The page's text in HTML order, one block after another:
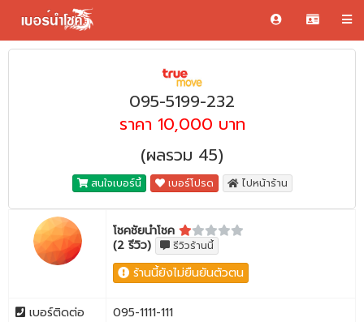
095-5199-232
ราคา 10,000 บาท
(ผลรวม 45)
สนใจเบอร์นี้ เบอร์โปรด ไปหน้าร้าน
โชคชัยนำโชค
(2 รีวิว)
รีวิวร้านนี้
ร้านนี้ยังไม่ยืนยันตัวตน
เบอร์ติดต่อ
095-1111-111